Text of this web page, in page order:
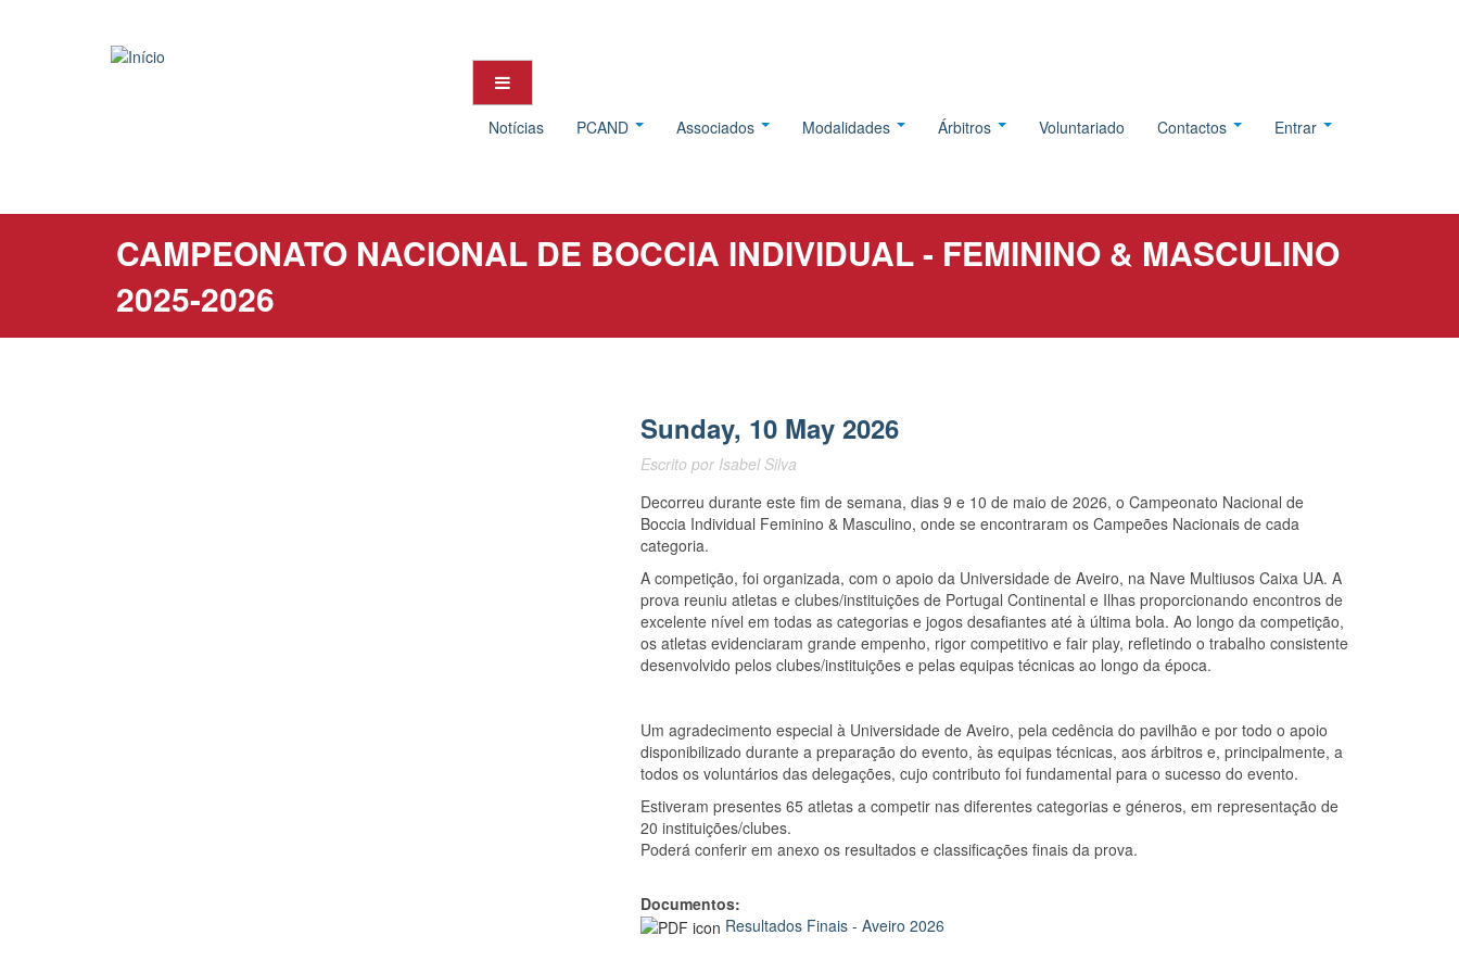
Notícias PCAND Associados Modalidades Árbitros Voluntariado Contactos Entrar
CAMPEONATO NACIONAL DE BOCCIA INDIVIDUAL - FEMININO & MASCULINO
2025-2026
Sunday, 10 May 2026
Escrito por Isabel Silva
Decorreu durante este fim de semana, dias 9 e 10 de maio de 2026, o Campeonato Nacional de
Boccia Individual Feminino & Masculino, onde se encontraram os Campeões Nacionais de cada
categoria.
A competição, foi organizada, com o apoio da Universidade de Aveiro, na Nave Multiusos Caixa UA. A
prova reuniu atletas e clubes/instituições de Portugal Continental e Ilhas proporcionando encontros de
excelente nível em todas as categorias e jogos desafiantes até à última bola. Ao longo da competição,
os atletas evidenciaram grande empenho, rigor competitivo e fair play, refletindo o trabalho consistente
desenvolvido pelos clubes/instituições e pelas equipas técnicas ao longo da época.
Um agradecimento especial à Universidade de Aveiro, pela cedência do pavilhão e por todo o apoio
disponibilizado durante a preparação do evento, às equipas técnicas, aos árbitros e, principalmente, a
todos os voluntários das delegações, cujo contributo foi fundamental para o sucesso do evento.
Estiveram presentes 65 atletas a competir nas diferentes categorias e géneros, em representação de
20 instituições/clubes.
Poderá conferir em anexo os resultados e classificações finais da prova.
Documentos:
Resultados Finais - Aveiro 2026